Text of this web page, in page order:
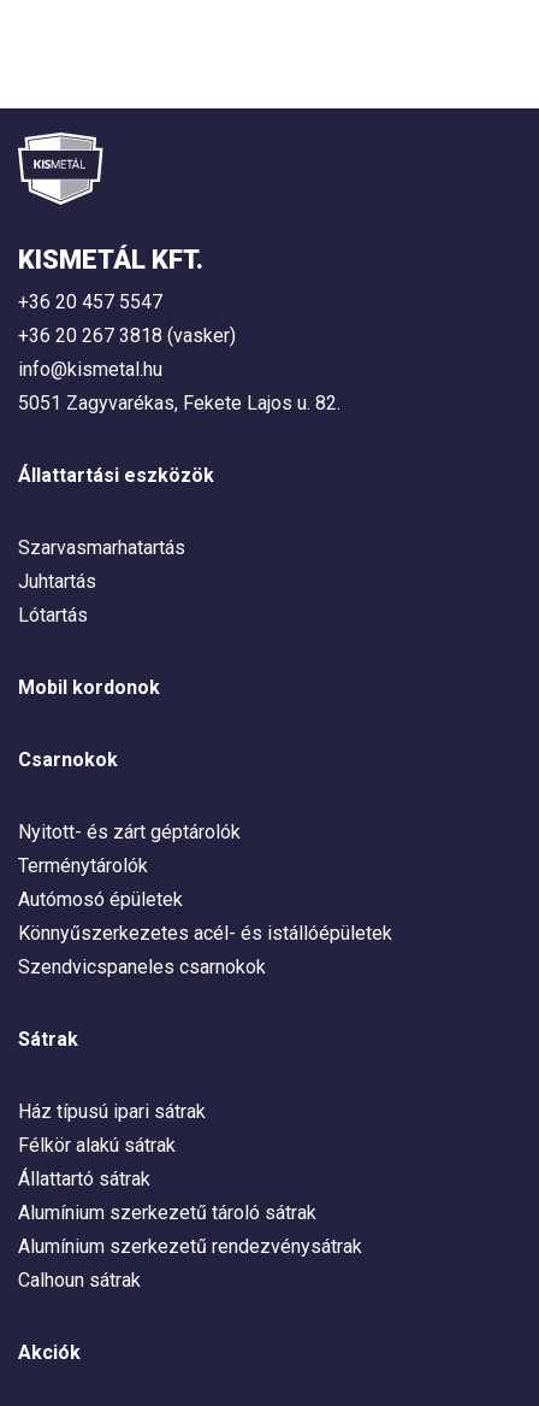
KISMETÁL KFT.
+36 20 457 5547
+36 20 267 3818 (vasker)
info@kismetal.hu
5051 Zagyvarékas, Fekete Lajos u. 82.
Állattartási eszközök
Szarvasmarhatartás
Juhtartás
Lótartás
Mobil kordonok
Csarnokok
Nyitott- és zárt géptárolók
Terménytárolók
Autómosó épületek
Könnyűszerkezetes acél- és istállóépületek
Szendvicspaneles csarnokok
Sátrak
Ház típusú ipari sátrak
Félkör alakú sátrak
Állattartó sátrak
Alumínium szerkezetű tároló sátrak
Alumínium szerkezetű rendezvénysátrak
Calhoun sátrak
Akciók